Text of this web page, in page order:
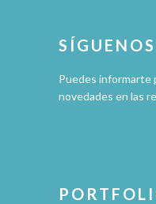
SÍGUENOS
Puedes informarte
novedades en las